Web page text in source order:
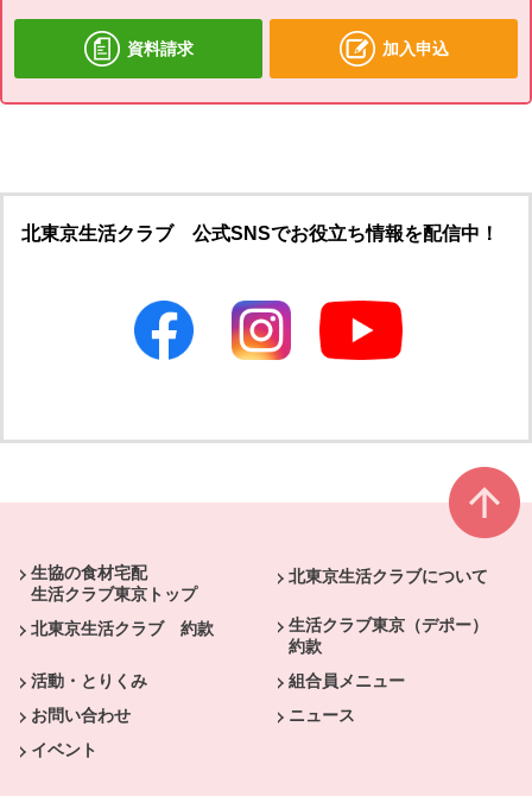
資料請求 加入申込
北東京生活クラブ 公式SNSでお役立ち情報を配信中！
生協の食材宅配
生活クラブ東京トップ
北東京生活クラブについて
北東京生活クラブ 約款
生活クラブ東京（デポー）
約款
活動・とりくみ
組合員メニュー
お問い合わせ
ニュース
イベント